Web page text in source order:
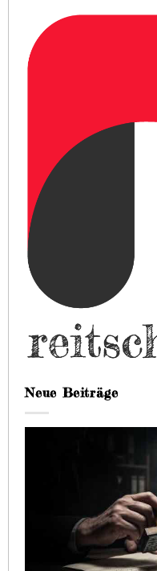
Neue Beiträge